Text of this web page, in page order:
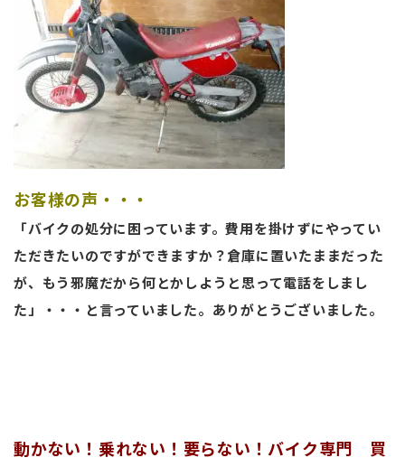
お客様の声・・・
「バイクの処分に困っています。費用を掛けずにやってい
ただきたいのですができますか？倉庫に置いたままだった
が、もう邪魔だから何とかしようと思って電話をしまし
た」・・・と言っていました。ありがとうございました。
動かない！乗れない！要らない！バイク専門 買